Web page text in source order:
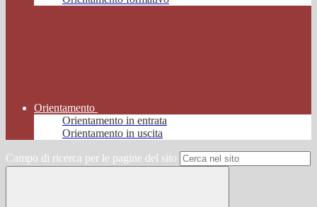
Orientamento
Orientamento in entrata
Orientamento in uscita
Campo di ricerca per le pagine del sito